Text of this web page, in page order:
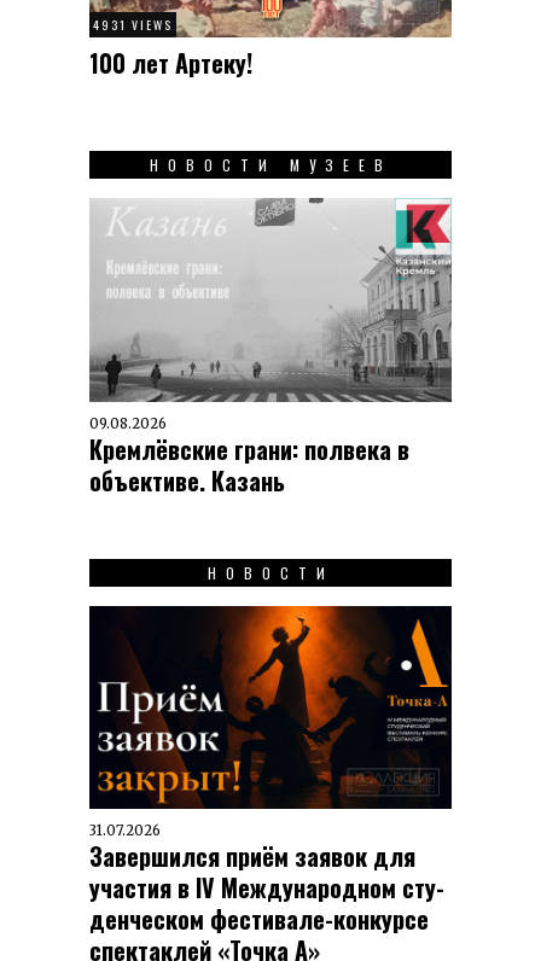
4931 VIEWS
100 лет Артеку!
НОВОСТИ МУЗЕЕВ
09.08.2026
Кремлёвские грани: полвека в
объективе. Казань
НОВОСТИ
31.07.2026
Завершился приём заявок для
участия в IV Меж­ду­на­род­ном сту­
ден­чес­ком фес­ти­вале-кон­кур­се
спек­таклей «Точка А»